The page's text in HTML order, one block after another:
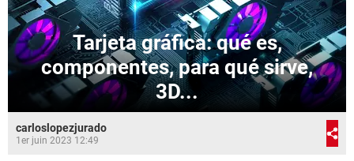
Tarjeta gráfica: qué es,
componentes, para qué sirve,
3D...
carloslopezjurado
1er juin 2023 12:49